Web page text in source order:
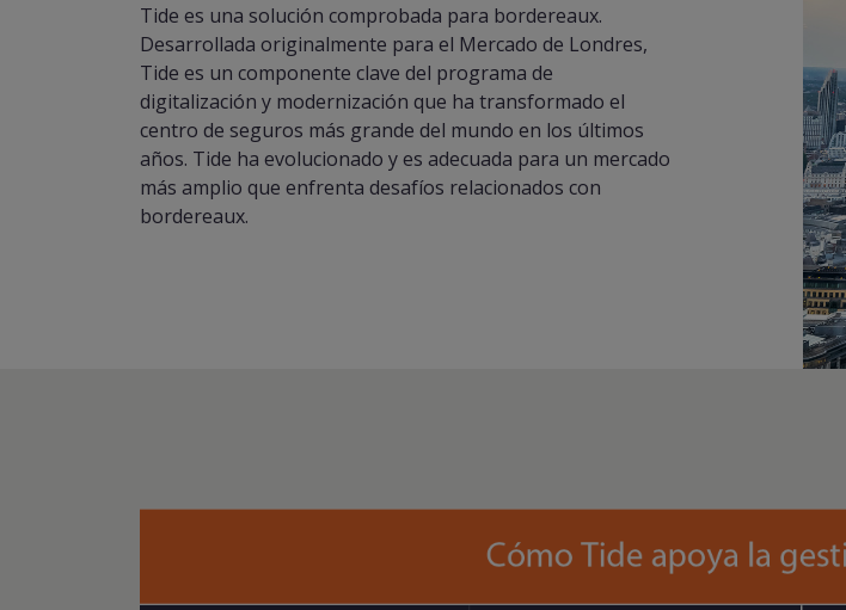
Tide es una solución comprobada para bordereaux.
Desarrollada originalmente para el Mercado de Londres,
Tide es un componente clave del programa de
digitalización y modernización que ha transformado el
centro de seguros más grande del mundo en los últimos
años. Tide ha evolucionado y es adecuada para un mercado
más amplio que enfrenta desafíos relacionados con
bordereaux.